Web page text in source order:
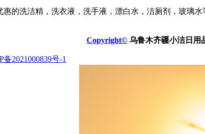
的洗洁精，洗衣液，洗手液，漂白水，洁厕剂，玻璃
Copyright© 乌鲁木齐疆小洁日用
备2021000839号-1